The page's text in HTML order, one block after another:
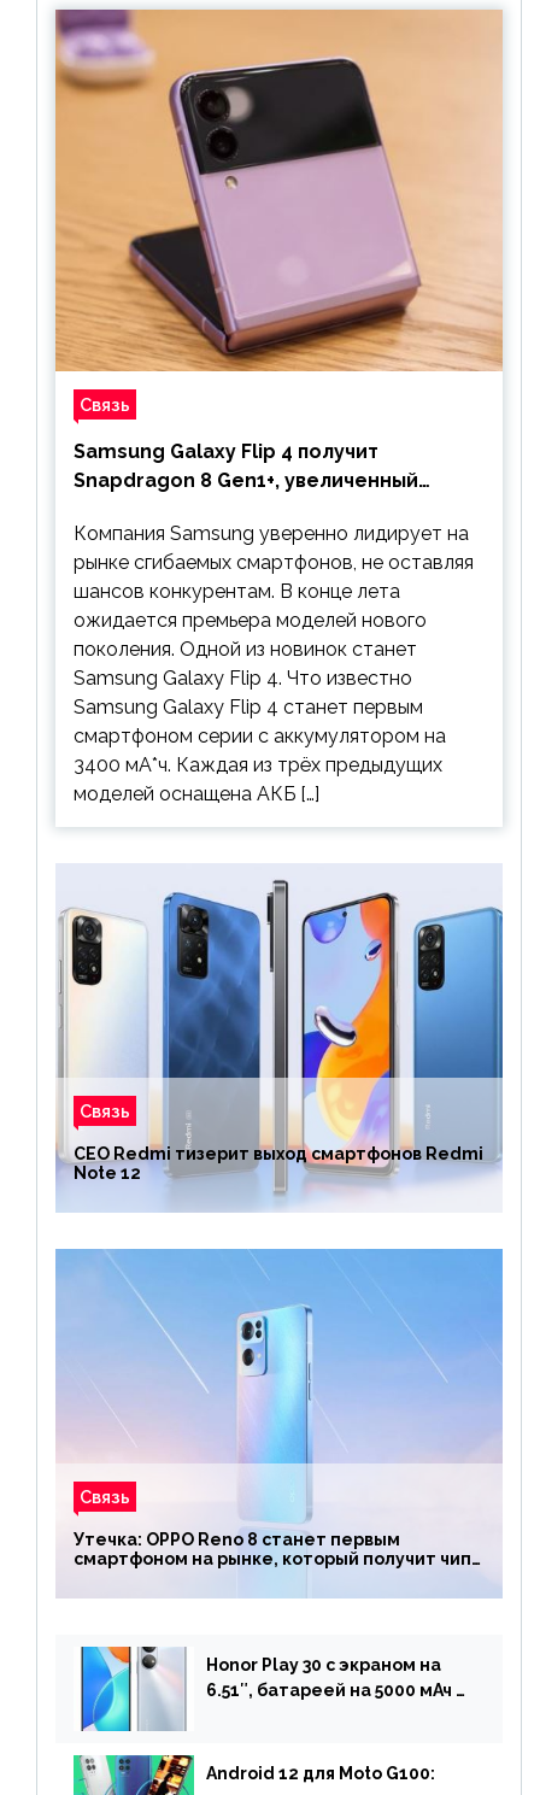
Связь
Samsung Galaxy Flip 4 получит
Snapdragon 8 Gen1+, увеличенный
предшественника
Компания Samsung уверенно лидирует на
рынке сгибаемых смартфонов, не оставляя
шансов конкурентам. В конце лета
ожидается премьера моделей нового
поколения. Одной из новинок станет
Samsung Galaxy Flip 4. Что известно
Samsung Galaxy Flip 4 станет первым
смартфоном серии с аккумулятором на
3400 мА*ч. Каждая из трёх предыдущих
моделей оснащена АКБ […]
Связь
CEO Redmi тизерит выход смартфонов Redmi
Note 12
Связь
Утечка: OPPO Reno 8 станет первым
смартфоном на рынке, который получит чип
Honor Play 30 с экраном на
6.51″, батареей на 5000 мАч и
Android 12 для Moto G100: